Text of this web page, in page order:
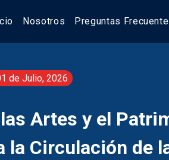
Nosotros Preguntas
de Julio, 2026
Artes y el
la Circulación de